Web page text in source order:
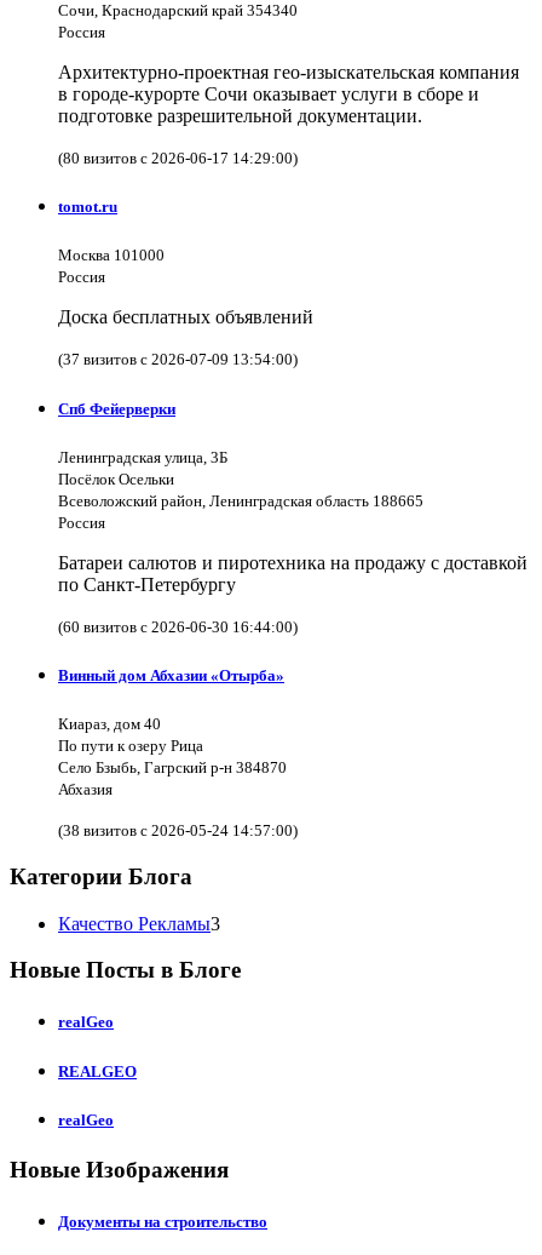
Сочи, Краснодарский край 354340
Россия
Архитектурно-проектная гео-изыскательская компания
в городе-курорте Сочи оказывает услуги в сборе и
подготовке разрешительной документации.
(80 визитов с 2026-06-17 14:29:00)
tomot.ru
Москва 101000
Россия
Доска бесплатных объявлений
(37 визитов с 2026-07-09 13:54:00)
Спб Фейерверки
Ленинградская улица, 3Б
Посёлок Осельки
Всеволожский район, Ленинградская область 188665
Россия
Батареи салютов и пиротехника на продажу с доставкой
по Санкт-Петербургу
(60 визитов с 2026-06-30 16:44:00)
Винный дом Абхазии «Отырба»
Киараз, дом 40
По пути к озеру Рица
Село Бзыбь, Гагрский р-н 384870
Абхазия
(38 визитов с 2026-05-24 14:57:00)
Категории Блога
Качество Рекламы3
Новые Посты в Блоге
realGeo
REALGEO
realGeo
Новые Изображения
Документы на строительство